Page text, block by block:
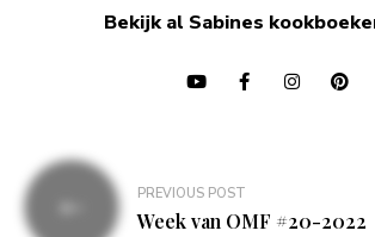
Bekijk al Sabines
Bericht
navigatie
PREVIOUS POST
Week van OMF #20-2022